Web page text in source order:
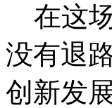
在这
没有退
创新发